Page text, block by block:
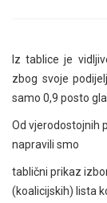
Iz tablice je
zbog svoje
samo 0,9 posto
Od vjerodostojnih
napravili smo
tablični prikaz
(koalicijskih) lista